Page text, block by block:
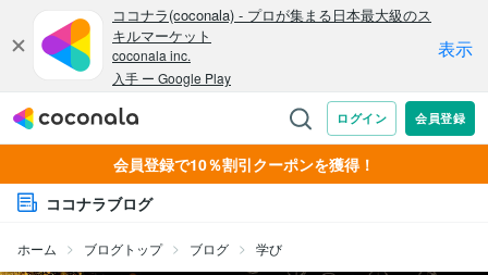
会員登録で10％割引クーポンを獲得！
ココナラブログ
ホーム ブログトップ ブログ 学び